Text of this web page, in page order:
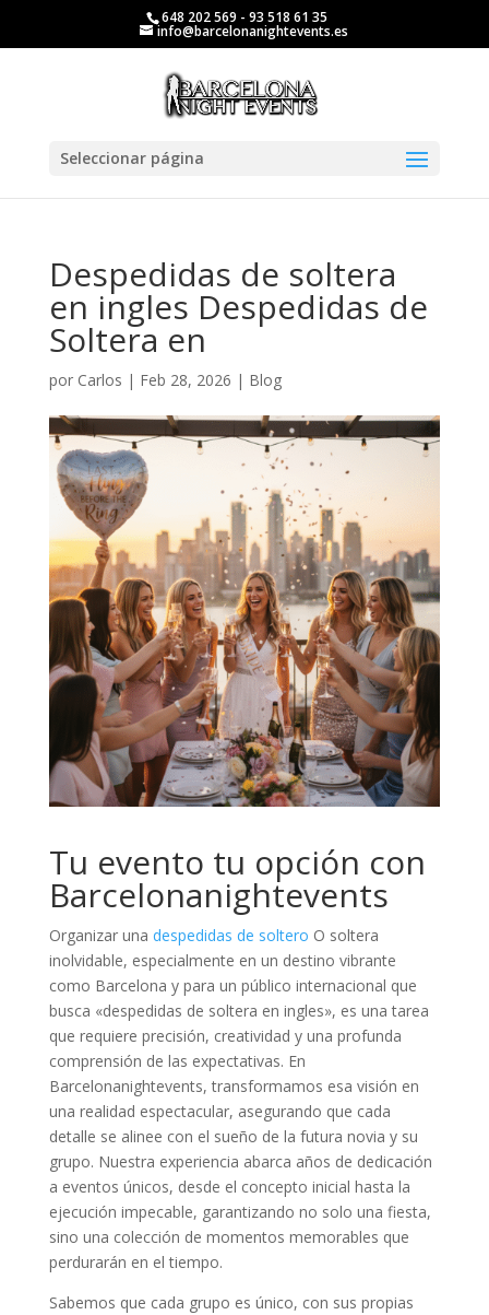
648 202 569 - 93 518 61 35
info@barcelonanightevents.es
Seleccionar página
Despedidas de soltera
en ingles Despedidas de
Soltera en
por Carlos | Feb 28, 2026 | Blog
Tu evento tu opción con
Barcelonanightevents
Organizar una despedidas de soltero O soltera
inolvidable, especialmente en un destino vibrante
como Barcelona y para un público internacional que
busca «despedidas de soltera en ingles», es una tarea
que requiere precisión, creatividad y una profunda
comprensión de las expectativas. En
Barcelonanightevents, transformamos esa visión en
una realidad espectacular, asegurando que cada
detalle se alinee con el sueño de la futura novia y su
grupo. Nuestra experiencia abarca años de dedicación
a eventos únicos, desde el concepto inicial hasta la
ejecución impecable, garantizando no solo una fiesta,
sino una colección de momentos memorables que
perdurarán en el tiempo.
Sabemos que cada grupo es único, con sus propias